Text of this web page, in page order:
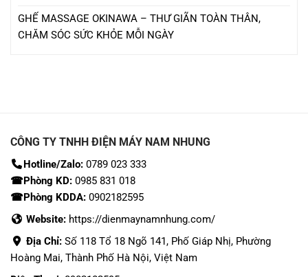
GHẾ MASSAGE OKINAWA – THƯ GIÃN TOÀN THÂN,
CHĂM SÓC SỨC KHỎE MỖI NGÀY
CÔNG TY TNHH ĐIỆN MÁY NAM NHUNG
Hotline/Zalo:0789 023 333
☎Phòng KD: 0985 831 018
☎Phòng KDDA: 0902182595
Website: https://dienmaynamnhung.com/
Địa Chỉ: Số 118 Tổ 18 Ngõ 141, Phố Giáp Nhị, Phường
Hoàng Mai, Thành Phố Hà Nội, Việt Nam